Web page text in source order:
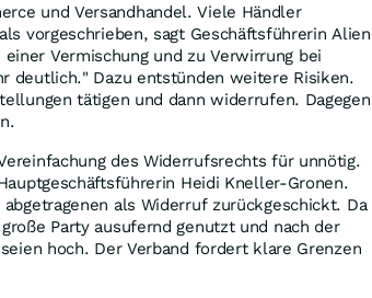
und Versandhandel. Viele Händler
vorgeschrieben, sagt Geschäftsführerin Alien
Vermischung und zu Verwirrung bei
deutlich." Dazu entstünden weitere Risiken.
tätigen und dann widerrufen. Dagegen
des Widerrufsrechts für unnötig.
Heidi Kneller-Gronen.
als Widerruf zurückgeschickt. Da
Party ausufernd genutzt und nach der
hoch. Der Verband fordert klare Grenzen